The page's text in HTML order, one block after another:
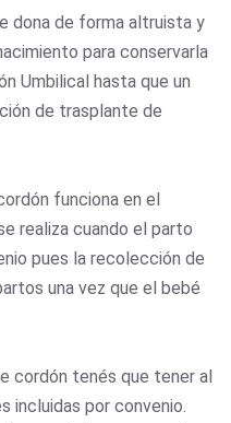
dona de forma altruista y
para conservarla
Umbilical hasta que un
de trasplante de
funciona en el
realiza cuando el parto
pues la recolección de
una vez que el bebé
cordón tenés que tener al
incluidas por convenio.